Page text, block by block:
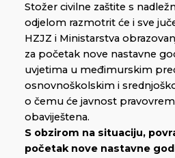
Stožer civilne zaštite s
odjelom razmotrit će i sve
HZJZ i Ministarstva
za početak nove nastavne
uvjetima u međimurskim
osnovnoškolskim i
o čemu će javnost
obaviještena.
S obzirom na situaciju,
početak nove nastavne